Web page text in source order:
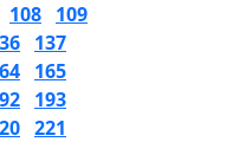
108 109
137
165
193
221